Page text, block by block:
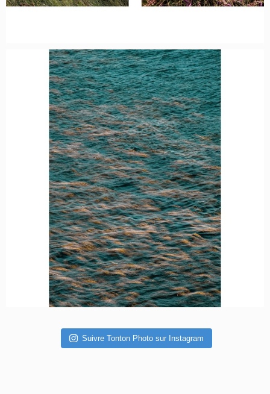
Suivre Tonton Photo sur Instagram